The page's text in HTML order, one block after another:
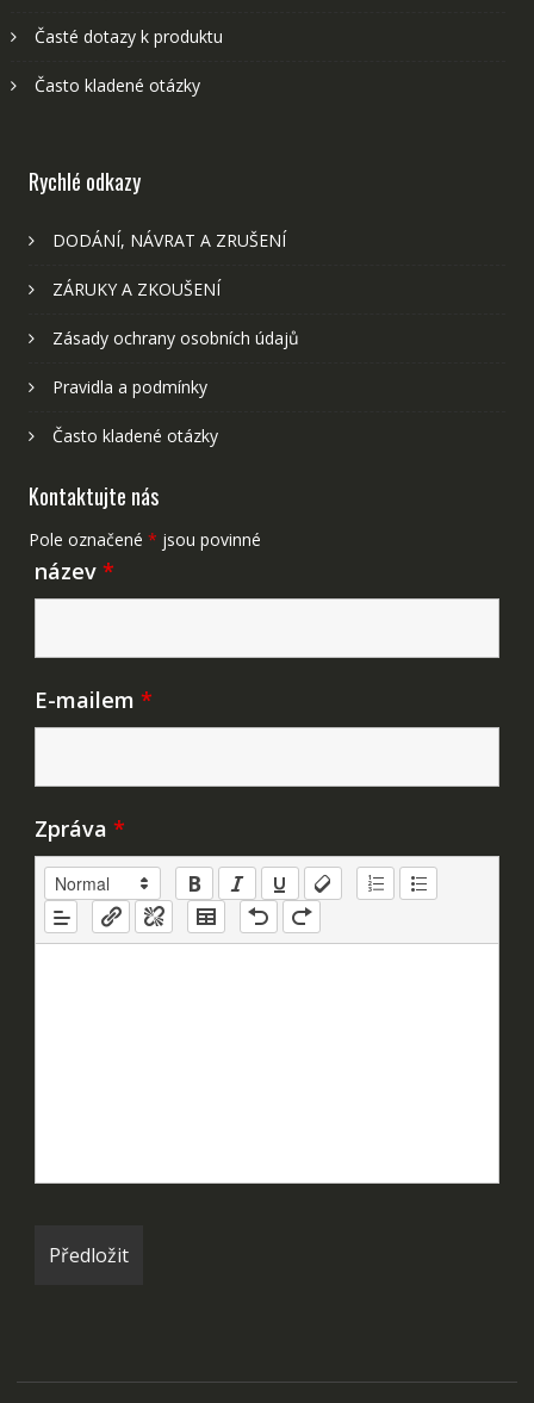
Časté dotazy k produktu
Často kladené otázky
Rychlé odkazy
DODÁNÍ, NÁVRAT A ZRUŠENÍ
ZÁRUKY A ZKOUŠENÍ
Zásady ochrany osobních údajů
Pravidla a podmínky
Často kladené otázky
Kontaktujte nás
Pole označené * jsou povinné
název *
E-mailem *
Zpráva *